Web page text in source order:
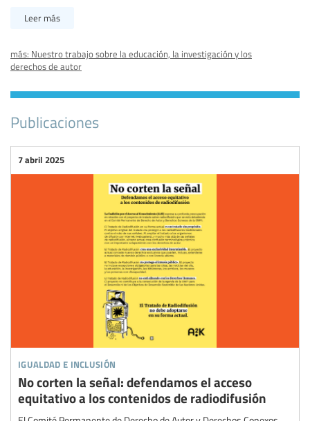
Leer más
más: Nuestro trabajo sobre la educación, la investigación y los
derechos de autor
Publicaciones
igualdad e inclusión
No corten la señal: defendamos el acceso
equitativo a los contenidos de radiodifusión
7 abril 2025